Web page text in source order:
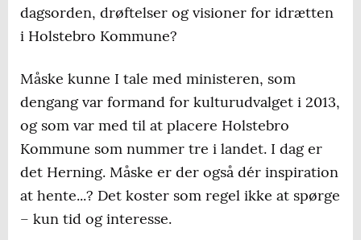
dagsorden, drøftelser og visioner for idrætten
i Holstebro Kommune?
Måske kunne I tale med ministeren, som
dengang var formand for kulturudvalget i 2013,
og som var med til at placere Holstebro
Kommune som nummer tre i landet. I dag er
det Herning. Måske er der også dér inspiration
at hente...? Det koster som regel ikke at spørge
– kun tid og interesse.